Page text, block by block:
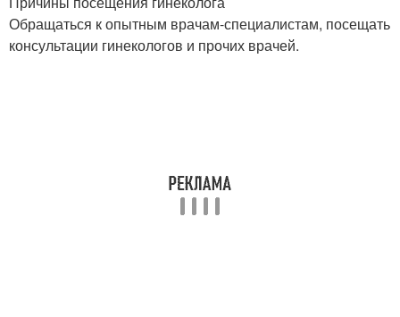
Обращаться к опытным врачам-специалистам, посещать
консультации гинекологов и прочих врачей.